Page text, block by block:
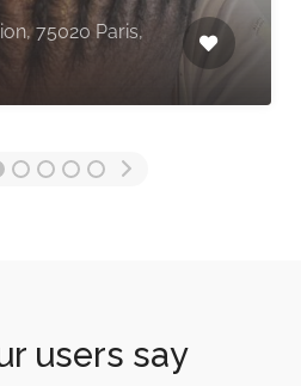
75020 Paris,
users say